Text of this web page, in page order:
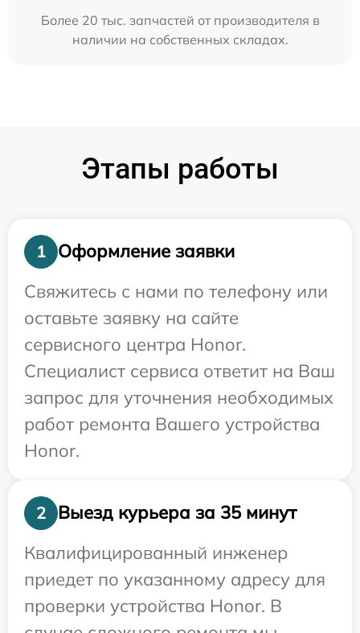
Более 20 тыс. запчастей от производителя в
наличии на собственных складах.
Этапы работы
1
Оформление заявки
Свяжитесь с нами по телефону или
оставьте заявку на сайте
сервисного центра Honor.
Специалист сервиса ответит на Ваш
запрос для уточнения необходимых
работ ремонта Вашего устройства
Honor.
2
Выезд курьера за 35 минут
Квалифицированный инженер
приедет по указанному адресу для
проверки устройства Honor. В